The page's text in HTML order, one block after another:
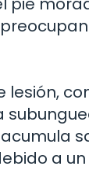
lesión,
a